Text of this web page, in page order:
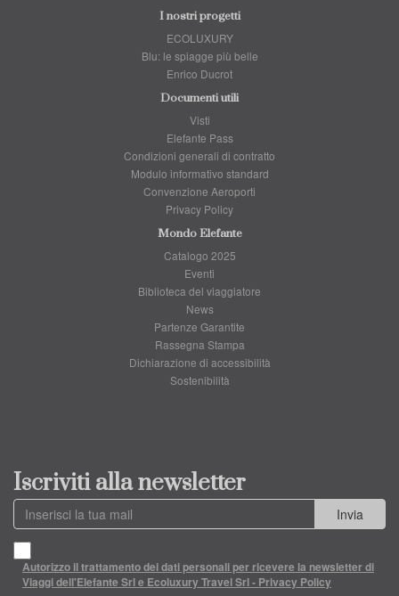
I nostri progetti
ECOLUXURY
Blu: le spiagge più belle
Enrico Ducrot
Documenti utili
Visti
Elefante Pass
Condizioni generali di contratto
Modulo informativo standard
Convenzione Aeroporti
Privacy Policy
Mondo Elefante
Catalogo 2025
Eventi
Biblioteca del viaggiatore
News
Partenze Garantite
Rassegna Stampa
Dichiarazione di accessibilità
Sostenibilità
Iscriviti alla newsletter
Invia
Autorizzo il trattamento dei dati personali per ricevere la newsletter di
Viaggi dell'Elefante Srl e Ecoluxury Travel Srl - Privacy Policy